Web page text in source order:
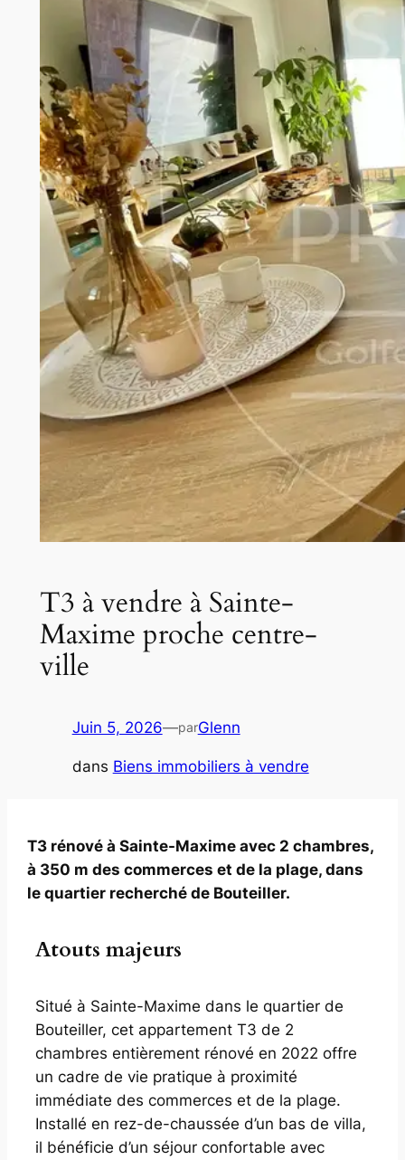
T3 à vendre à Sainte-
Maxime proche centre-
ville
Juin 5, 2026—parGlenn
dans Biens immobiliers à vendre
T3 rénové à Sainte-Maxime avec 2 chambres,
à 350 m des commerces et de la plage, dans
le quartier recherché de Bouteiller.
Atouts majeurs
Situé à Sainte-Maxime dans le quartier de
Bouteiller, cet appartement T3 de 2
chambres entièrement rénové en 2022 offre
un cadre de vie pratique à proximité
immédiate des commerces et de la plage.
Installé en rez-de-chaussée d’un bas de villa,
il bénéficie d’un séjour confortable avec